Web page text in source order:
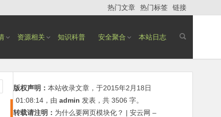
热门文章 热门标签 链接
资源相关 知识科普 安全聚合 本站日志
版权声明： 本站收录文章，于2015年2月18日
01:08:14，由 admin 发表，共 3506 字。
转载请注明： 为什么要网页模块化？ | 安云网 –